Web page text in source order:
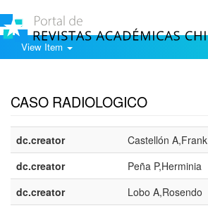
View Item
CASO RADIOLOGICO
dc.creator
Castellón A,Frank
dc.creator
Peña P,Herminia
dc.creator
Lobo A,Rosendo